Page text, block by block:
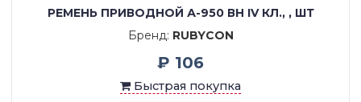
РЕМЕНЬ ПРИВОДНОЙ А-950 ВН IV КЛ., , ШТ
Бренд: RUBYCON
₽ 106
Быстрая покупка